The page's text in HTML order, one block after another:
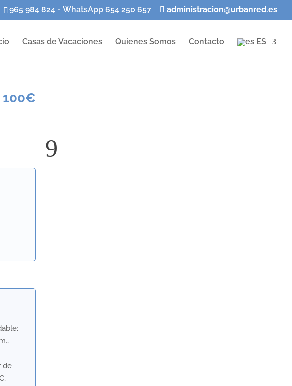
965 984 824 - WhatsApp 654 250 657 administracion@urbanred.es
Casas de Vacaciones Quienes Somos Contacto ES
100€
de